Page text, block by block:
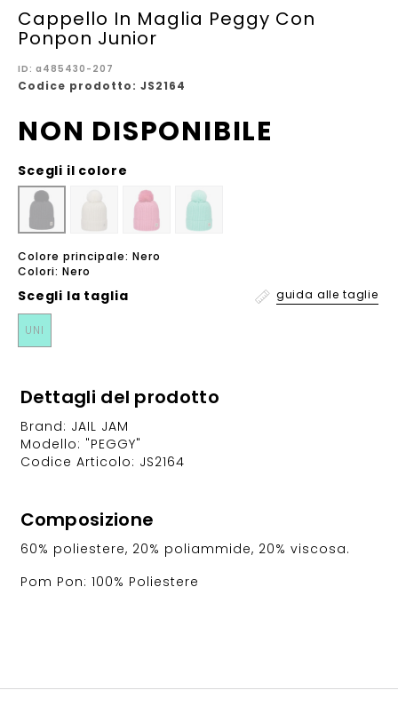
Cappello In Maglia Peggy Con
Ponpon Junior
ID: a485430-207
Codice prodotto: JS2164
NON DISPONIBILE
Scegli il colore
Colore principale: Nero
Colori: Nero
Scegli la taglia guida alle taglie
UNI
Dettagli del prodotto
Brand: JAIL JAM
Modello: "PEGGY"
Codice Articolo: JS2164
Composizione
60% poliestere, 20% poliammide, 20% viscosa.
Pom Pon: 100% Poliestere